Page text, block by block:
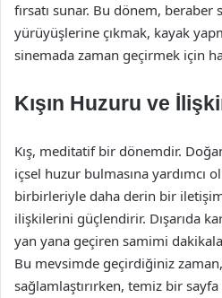
fırsatı sunar. Bu dönem, beraber
yürüyüşlerine çıkmak, kayak
sinemada zaman geçirmek için
Kışın Huzuru ve
Kış, meditatif bir dönemdir.
içsel huzur bulmasına yardımcı
birbirleriyle daha derin bir
ilişkilerini güçlendirir. Dışarıda
yan yana geçiren samimi
Bu mevsimde geçirdiğiniz
sağlamlaştırırken, temiz bir